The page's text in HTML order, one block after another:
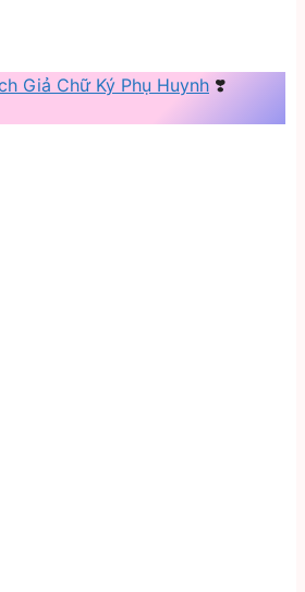
Giả Chữ Ký Phụ Huynh ❣️